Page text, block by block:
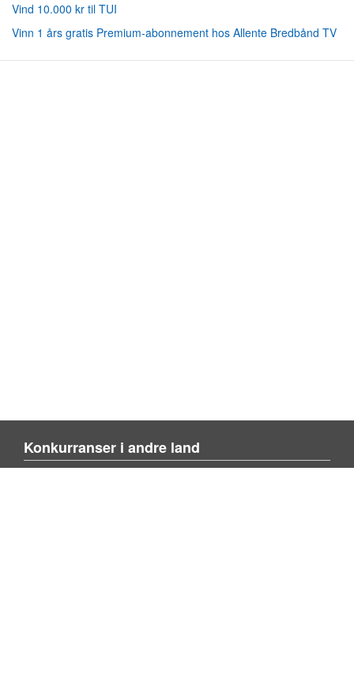
Vind 10.000 kr til TUI
Vinn 1 års gratis Premium-abonnement hos Allente Bredbånd TV
Konkurranser i andre land